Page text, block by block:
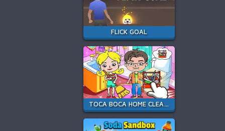
FLICK GOAL
TOCA BOCA HOME CLEAN UP DESIGN